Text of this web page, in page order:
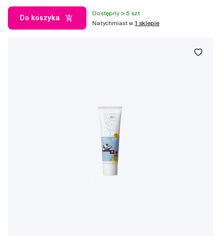
Do koszyka
Dostępny > 5 szt
Natychmiast w1 sklepie